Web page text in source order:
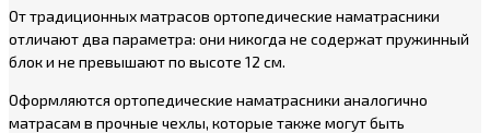
От традиционных матрасов ортопедические наматрасники
отличают два параметра: они никогда не содержат пружинный
блок и не превышают по высоте 12 см.
Оформляются ортопедические наматрасники аналогично
матрасам в прочные чехлы, которые также могут быть